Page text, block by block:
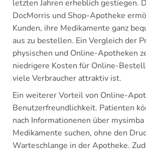
letzten Jahren erheblich gestiegen.
DocMorris und Shop-Apotheke
Kunden, ihre Medikamente ganz
aus zu bestellen. Ein Vergleich der
physischen und Online-Apotheken
niedrigere Kosten für Online-
viele Verbraucher attraktiv ist.
Ein weiterer Vorteil von Online-
Benutzerfreundlichkeit. Patienten
nach Informationenen über
Medikamente suchen, ohne den
Warteschlange in der Apotheke.